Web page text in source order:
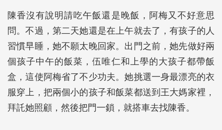
陳香沒有說明請吃午飯還是晚飯，阿梅又不好意思
問。不過，第二天她還是在上午就去了，有孩子的人
習慣早睡，她不願太晚回家。出門之前，她先做好兩
個孩子中午的飯菜，伍唯仁和上學的大孩子都帶飯
盒，這使阿梅省了不少功夫。她挑選一身最漂亮的衣
服穿上，把兩個小的孩子和飯菜都送到王大媽家裡，
拜託她照顧，然後把門一鎖，就搭車去找陳香。